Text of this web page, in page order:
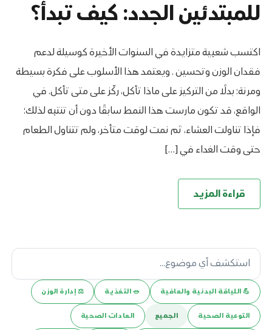
للمبتدئين الجدد: كيف تبدأ؟
اكتسب شعبية متزايدة في السنوات الأخيرة كوسيلة لدعم
فقدان الوزن وتحسين . ويعتمد هذا الأسلوب على فكرة بسيطة
ومرنة: بدلًا من التركيز على ماذا تأكل، ركّز على متى تأكل. في
الواقع، قد تكون مارست هذا النمط سابقًا دون أن تنتبه لذلك؛
فإذا تناولت العشاء، ثم نمت لوقت متأخر، ولم تتناول الطعام
حتى وقت الغداء في […]
قراءة المزيد
💪️ اللياقة البدنية والعافية 🥗 التغذية ⚖️ إدارة الوزن
التوعية الصحية الجميع العادات الصحية